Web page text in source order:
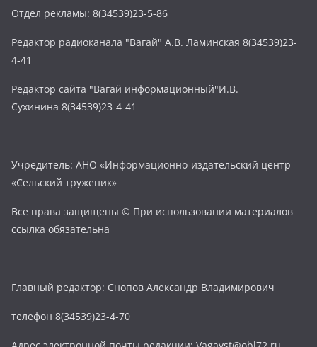
Отдел рекламы: 8(34539)23-5-86
Редактор радиоканала "Вагай" А.В. Ламинская 8(34539)23-
4-41
Редактор сайта "Вагай информационный"И.В.
Сухинина 8(34539)23-4-41
Учредитель: АНО «Информационно-издательский центр
«Сельский труженик»
Все права защищены © При использовании материалов
ссылка обязательна
Главный редактор: Снопов Александр Владимирович
телефон 8(34539)23-4-70